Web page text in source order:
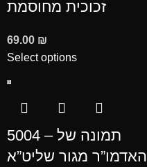
זכוכית מחוסמת
69.00 ₪
Select options
5004 – תמונה של
האדמו”ר מגור שליט”א